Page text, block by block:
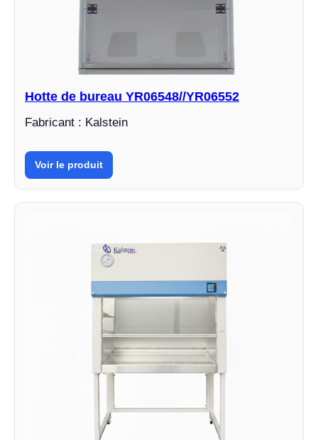
Hotte de bureau YR06548//YR06552
Fabricant : Kalstein
Voir le produit